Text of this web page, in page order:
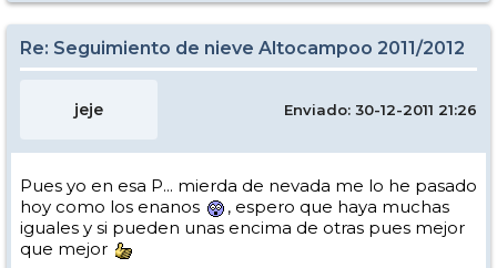
Re: Seguimiento de nieve Altocampoo 2011/2012
jeje Enviado: 30-12-2011 21:26
Pues yo en esa P... mierda de nevada me lo he pasado
hoy como los enanos
, espero que haya muchas
iguales y si pueden unas encima de otras pues mejor
que mejor